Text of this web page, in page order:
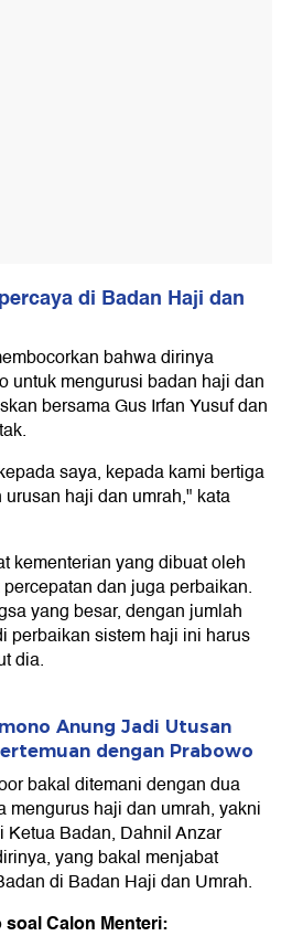
di Badan Haji dan
bahwa dirinya
untuk mengurusi badan haji dan
bersama Gus Irfan Yusuf dan
saya, kepada kami bertiga
haji dan umrah," kata
kementerian yang dibuat oleh
dan juga perbaikan.
yang besar, dengan jumlah
perbaikan sistem haji ini harus
dia.
Anung Jadi Utusan
dengan Prabowo
bakal ditemani dengan dua
mengurus haji dan umrah, yakni
Ketua Badan, Dahnil Anzar
yang bakal menjabat
di Badan Haji dan Umrah.
Calon Menteri: